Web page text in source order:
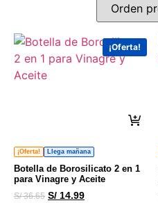
¡Oferta! Llega mañana
¡Oferta!
Botella de Borosilicato 2 en 1
para Vinagre y Aceite
S/36.65 S/ 14.99